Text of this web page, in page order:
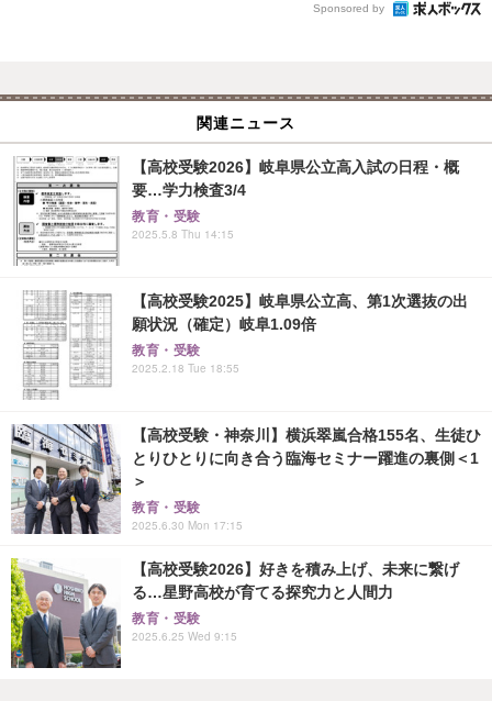
Sponsored by
関連ニュース
【高校受験2026】岐阜県公立高入試の日程・概
要…学力検査3/4
教育・受験
2025.5.8 Thu 14:15
【高校受験2025】岐阜県公立高、第1次選抜の出
願状況（確定）岐阜1.09倍
教育・受験
2025.2.18 Tue 18:55
【高校受験・神奈川】横浜翠嵐合格155名、生徒ひ
とりひとりに向き合う臨海セミナー躍進の裏側＜1
＞
教育・受験
2025.6.30 Mon 17:15
【高校受験2026】好きを積み上げ、未来に繋げ
る…星野高校が育てる探究力と人間力
教育・受験
2025.6.25 Wed 9:15